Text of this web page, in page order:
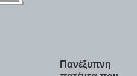
Πανέξυπνη